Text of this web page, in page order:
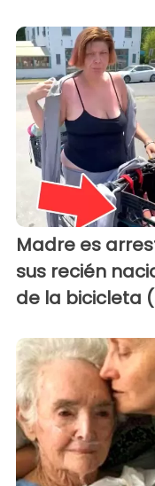
Madre es
sus recién
de la bicicleta